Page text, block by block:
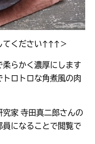
てください↑↑↑＞
らかく濃厚にします
ロトロな角煮風の肉
家 寺田真二郎さんの
員になることで閲覧で